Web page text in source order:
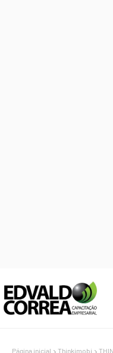
Página inicial Thinkimobi